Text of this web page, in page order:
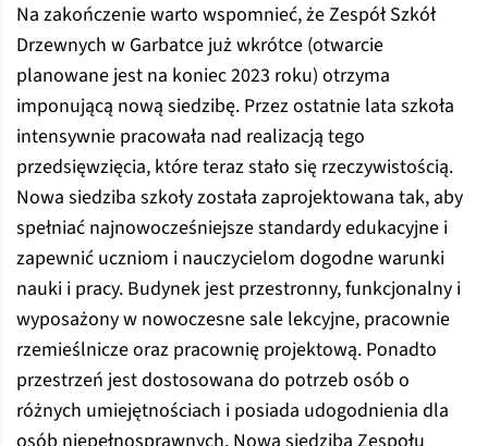
Na zakończenie warto wspomnieć, że Zespół Szkół
Drzewnych w Garbatce już wkrótce (otwarcie
planowane jest na koniec 2023 roku) otrzyma
imponującą nową siedzibę. Przez ostatnie lata szkoła
intensywnie pracowała nad realizacją tego
przedsięwzięcia, które teraz stało się rzeczywistością.
Nowa siedziba szkoły została zaprojektowana tak, aby
spełniać najnowocześniejsze standardy edukacyjne i
zapewnić uczniom i nauczycielom dogodne warunki
nauki i pracy. Budynek jest przestronny, funkcjonalny i
wyposażony w nowoczesne sale lekcyjne, pracownie
rzemieślnicze oraz pracownię projektową. Ponadto
przestrzeń jest dostosowana do potrzeb osób o
różnych umiejętnościach i posiada udogodnienia dla